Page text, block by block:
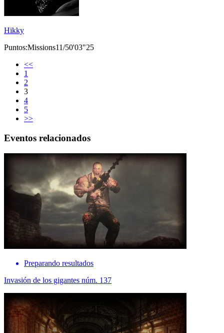
Hikky
Puntos:Missions11/50'03"25
<<
1
2
3
4
5
>>
Eventos relacionados
Preparando resultados
Invasión de los gigantes núm. 137